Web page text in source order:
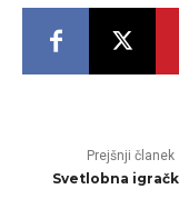
Prejšnji članek
Svetlobna